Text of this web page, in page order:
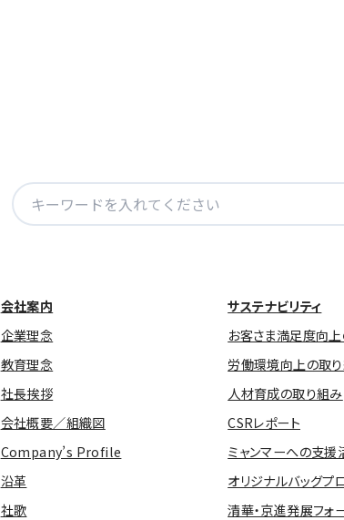
検
索:
会社案内
企業理念
教育理念
社長挨拶
会社概要／組織図
Company’s Profile
沿革
社歌
サステナビリティ
お客さま満足度向
労働環境向上の取
人材育成の取り組み
CSRレポート
ミャンマーへの支援
オリジナルバッグプ
清華・京進発展フォ